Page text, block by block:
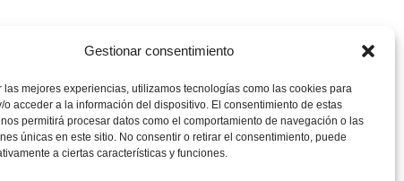
Gestionar consentimiento
las mejores experiencias, utilizamos tecnologías como las cookies para
o acceder a la información del dispositivo. El consentimiento de estas
permitirá procesar datos como el comportamiento de navegación o las
únicas en este sitio. No consentir o retirar el consentimiento, puede
a ciertas características y funciones.
CATEGORÍAS
Mujer
Hombre
Outlet Hombre